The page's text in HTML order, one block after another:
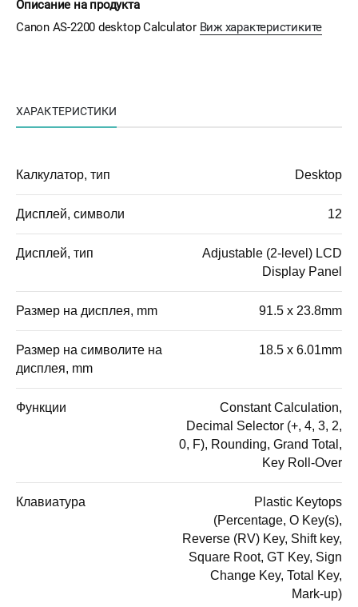
Описание на продукта
Canon AS-2200 desktop Calculator Виж характеристиките
ХАРАКТЕРИСТИКИ
Калкулатор, тип Desktop
Дисплей, символи 12
Дисплей, тип
Adjustable (2-level) LCD
Display Panel
Размер на дисплея, mm 91.5 x 23.8mm
Размер на символите на
дисплея, mm
18.5 x 6.01mm
Функции
Constant Calculation,
Decimal Selector (+, 4, 3, 2,
0, F), Rounding, Grand Total,
Key Roll-Over
Клавиатура
Plastic Keytops
(Percentage, O Key(s),
Reverse (RV) Key, Shift key,
Square Root, GT Key, Sign
Change Key, Total Key,
Mark-up)